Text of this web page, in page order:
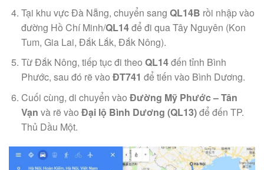
Tại khu vực Đà Nẵng, chuyển sang QL14B rồi nhập vào
đường Hồ Chí Minh/QL14để đi qua Tây Nguyên (Kon
Tum, Gia Lai, Đắk Lắk, Đắk Nông).
Từ Đắk Nông, tiếp tục đi theo QL14đến tỉnh Bình
Phước, sau đó rẽ vào ĐT741 để tiến vào Bình Dương.
Cuối cùng, di chuyển vào Đường Mỹ Phước – Tân
Vạn và rẽ vào Đại lộ Bình Dương (QL13)để đến TP.
Thủ Dầu Một.